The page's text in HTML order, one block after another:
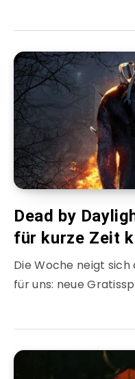
Dead by
für kurze Zeit
Die Woche neigt sich
für uns: neue